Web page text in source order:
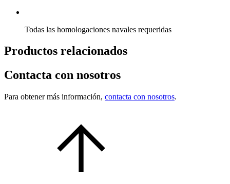
Todas las homologaciones navales requeridas
Productos relacionados
Contacta con nosotros
Para obtener más información, contacta con nosotros.